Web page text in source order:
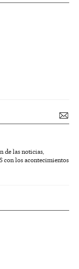
de las noticias,
con los acontecimientos